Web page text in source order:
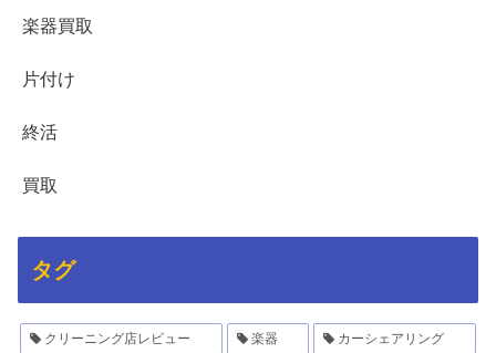
楽器買取
片付け
終活
買取
タグ
クリーニング店レビュー 楽器 カーシェアリング